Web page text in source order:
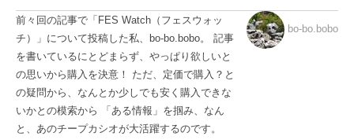
bo-bo.bobo
前々回の記事で「FES Watch（フェスウォッ
チ）」について投稿した私、bo-bo.bobo。 記事
を書いているにとどまらず、やっぱり欲しいと
の思いから購入を決意！ ただ、定価で購入？と
の疑問から、なんとか少しでも安く購入できな
いかとの模索から 「ある情報」を掴み、なん
と、あのチープカシオが大活躍するのです。